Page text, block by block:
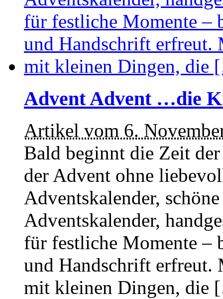
Advent Advent …die
Artikel vom 6.
Bald beginnt die Zeit
der Advent ohne
Adventskalender,
Adventskalender,
für festliche Momente –
und Handschrift erfreut.
mit kleinen Dingen,